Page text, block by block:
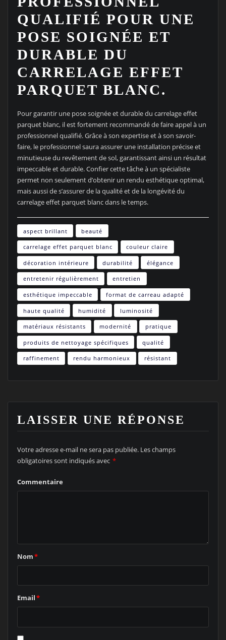
QUALIFIÉ POUR UNE
POSE SOIGNÉE ET
DURABLE DU
CARRELAGE EFFET
PARQUET BLANC.
Pour garantir une pose soignée et durable du carrelage effet
parquet blanc, il est fortement recommandé de faire appel à un
professionnel qualifié. Grâce à son expertise et à son savoir-
faire, le professionnel saura assurer une installation précise et
minutieuse du revêtement de sol, garantissant ainsi un résultat
impeccable et durable. Confier cette tâche à un spécialiste
permet non seulement d’obtenir un rendu esthétique optimal,
mais aussi de s’assurer de la qualité et de la longévité du
carrelage effet parquet blanc dans le temps.
aspect brillant beauté
carrelage effet parquet blanc couleur claire
décoration intérieure durabilité élégance
entretenir régulièrement entretien
esthétique impeccable format de carreau adapté
haute qualité humidité luminosité
matériaux résistants modernité pratique
produits de nettoyage spécifiques qualité
raffinement rendu harmonieux résistant
LAISSER UNE RÉPONSE
Votre adresse e-mail ne sera pas publiée. Les champs
obligatoires sont indiqués avec *
Commentaire
Nom*
Email*